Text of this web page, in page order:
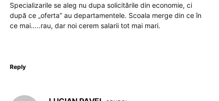
Specializarile se aleg nu dupa solicitările din economie, ci
după ce „oferta” au departamentele. Scoala merge din ce în
ce mai…..rau, dar noi cerem salarii tot mai mari.
Reply